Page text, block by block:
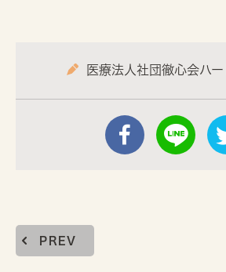
医療法人社団徹心会ハ
PREV